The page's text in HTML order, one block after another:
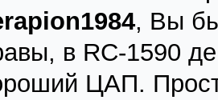
, Вы
в RC-1590
ЦАП.